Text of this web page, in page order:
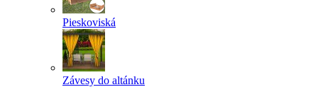
Pieskoviská
Závesy do altánku